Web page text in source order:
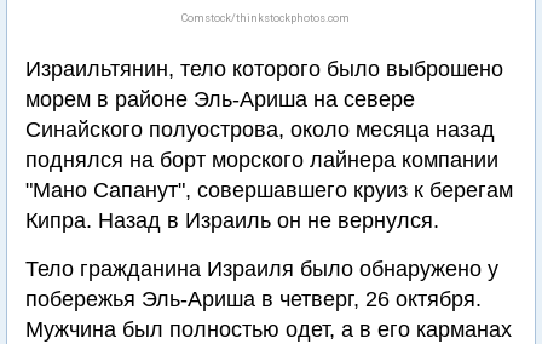
Comstock/thinkstockphotos.com
Израильтянин, тело которого было выброшено
морем в районе Эль-Ариша на севере
Синайского полуострова, около месяца назад
поднялся на борт морского лайнера компании
"Мано Сапанут", совершавшего круиз к берегам
Кипра. Назад в Израиль он не вернулся.
Тело гражданина Израиля было обнаружено у
побережья Эль-Ариша в четверг, 26 октября.
Мужчина был полностью одет, а в его карманах